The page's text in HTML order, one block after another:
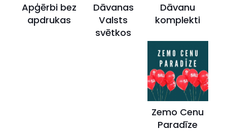
Apģērbi bez
apdrukas
Dāvanas
Valsts
svētkos
Dāvanu
komplekti
Zemo Cenu
Paradīze